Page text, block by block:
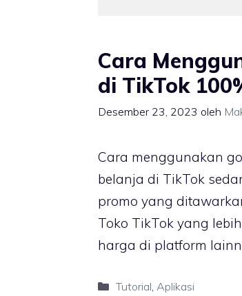
Cara
di TikTok
Desember 23, 2023 oleh
Cara menggunakan
belanja di TikTok
promo yang
Toko TikTok yang
harga di platform
Kategori
Tutorial Aplikasi